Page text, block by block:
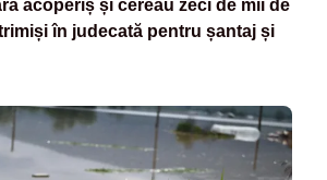
acoperiș și cereau zeci de mii de
în judecată pentru șantaj și